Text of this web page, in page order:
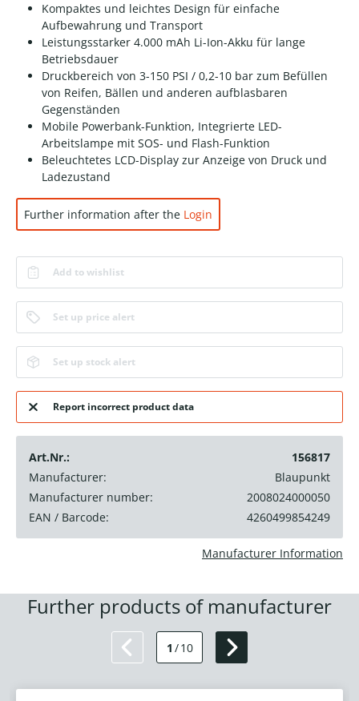
Kompaktes und leichtes Design für einfache
Aufbewahrung und Transport
Leistungsstarker 4.000 mAh Li-Ion-Akku für lange
Betriebsdauer
Druckbereich von 3-150 PSI / 0,2-10 bar zum Befüllen
von Reifen, Bällen und anderen aufblasbaren
Gegenständen
Mobile Powerbank-Funktion, Integrierte LED-
Arbeitslampe mit SOS- und Flash-Funktion
Beleuchtetes LCD-Display zur Anzeige von Druck und
Ladezustand
Further information after the Login
Add to wishlist
Set up price alert
Set up stock alert
Report incorrect product data
Art.Nr.:
156817
Manufacturer:
Blaupunkt
Manufacturer number:
2008024000050
EAN / Barcode:
4260499854249
Manufacturer Information
Further products of manufacturer
1 /10